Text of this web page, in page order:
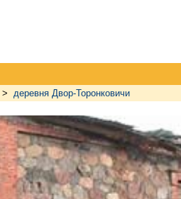
> деревня Двор-Торонковичи